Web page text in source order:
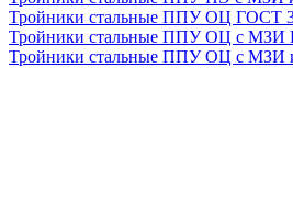
Тройники стальные ППУ ОЦ ГОСТ
Тройники стальные ППУ ОЦ с МЗИ
Тройники стальные ППУ ОЦ с МЗИ